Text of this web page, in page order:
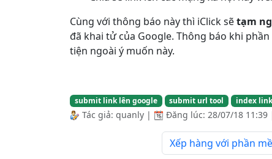
Cùng với thông báo này thì iClick sẽtạm
đã khai tử của Google. Thông báo khi
tiện ngoài ý muốn này.
submit link lên google submit url tool index
Tác giả: quanly | Đăng lúc: 28/07/18 11:39
Xếp hàng với phần